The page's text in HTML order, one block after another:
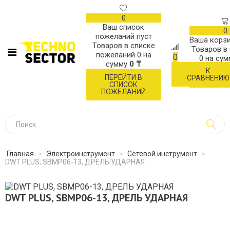
0
Ваш список
пожеланий пуст
Товаров в списке
пожеланий 0 на
сумму 0 ₸
ПЕРЕЙТИ В
СПИСОК
ПОЖЕЛАНИЙ
0
К
СРАВНЕНИЮ
0
Ваша
Товаров в
0 на
Главная > Электроинструмент > Сетевой инструмент >
DWT PLUS, SBMP06-13, ДРЕЛЬ УДАРНАЯ
DWT PLUS, SBMP06-13, ДРЕЛЬ УДАРНАЯ